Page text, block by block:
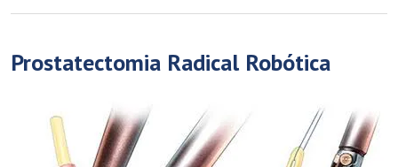
Prostatectomia Radical Robótica